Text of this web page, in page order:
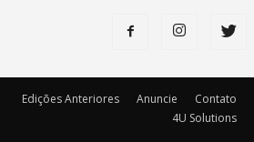
Edições Anteriores Anuncie Contato
4U Solutions